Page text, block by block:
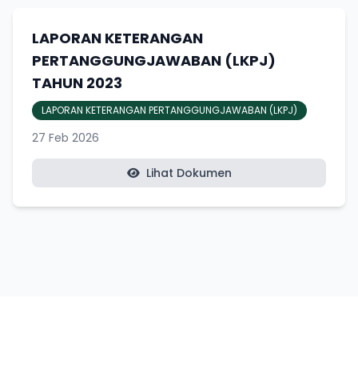
LAPORAN KETERANGAN
PERTANGGUNGJAWABAN (LKPJ)
TAHUN 2023
LAPORAN KETERANGAN PERTANGGUNGJAWABAN (LKPJ)
27 Feb 2026
Lihat Dokumen